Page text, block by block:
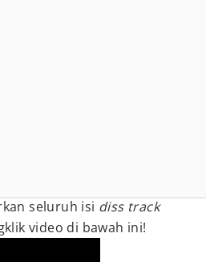
seluruh isi diss track
video di bawah ini!